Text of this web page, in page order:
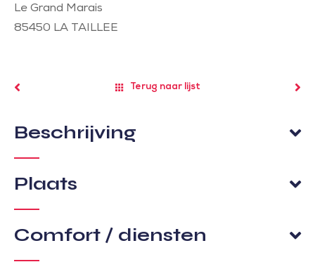
Le Grand Marais
85450 LA TAILLEE
Terug naar lijst
Beschrijving
Plaats
Comfort / diensten